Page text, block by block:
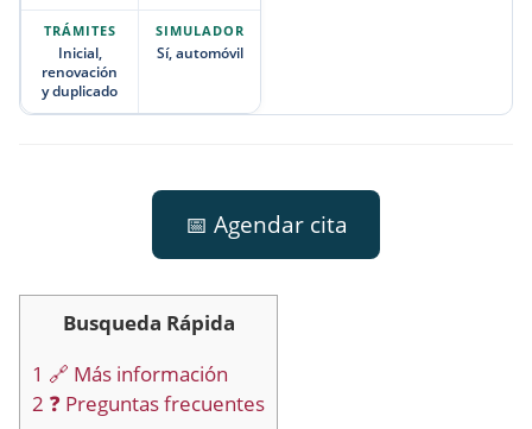
Inicial,
renovación
y duplicado
Sí, automóvil
📅 Agendar cita
Busqueda Rápida
1 🔗 Más información
2 ❓ Preguntas frecuentes